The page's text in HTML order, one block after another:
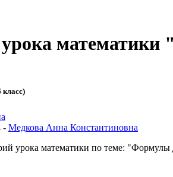
класс)
- Медкова Анна Константиновна
урока математики по теме: